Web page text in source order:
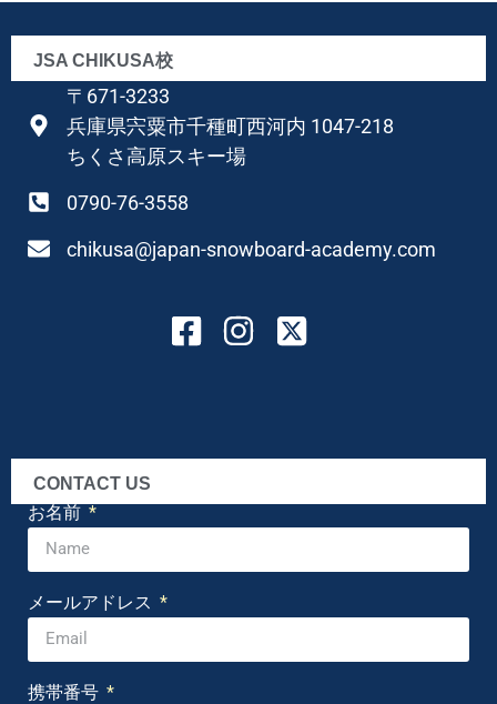
JSA CHIKUSA校
〒671-3233
兵庫県宍粟市千種町西河内 1047-218
ちくさ高原スキー場
0790-76-3558
chikusa@japan-snowboard-academy.com
CONTACT US
お名前
メールアドレス
携帯番号